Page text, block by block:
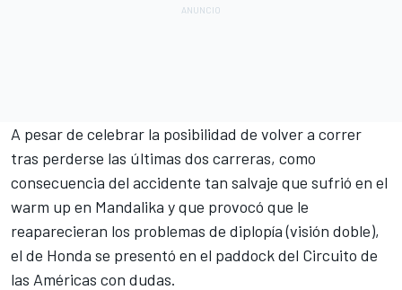
A pesar de celebrar la posibilidad de volver a correr
tras perderse las últimas dos carreras, como
consecuencia del accidente tan salvaje que sufrió en el
warm up en Mandalika y que provocó que le
reaparecieran los problemas de diplopía (visión doble),
el de Honda se presentó en el paddock del Circuito de
las Américas con dudas.